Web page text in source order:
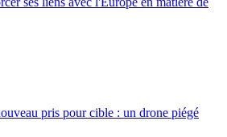
pris pour cible : un drone piégé